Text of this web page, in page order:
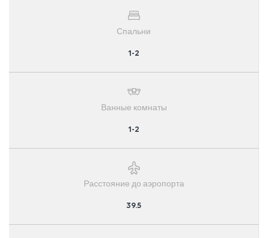
Спальни
1-2
Ванные комнаты
1-2
Расстояние до аэропорта
39.5